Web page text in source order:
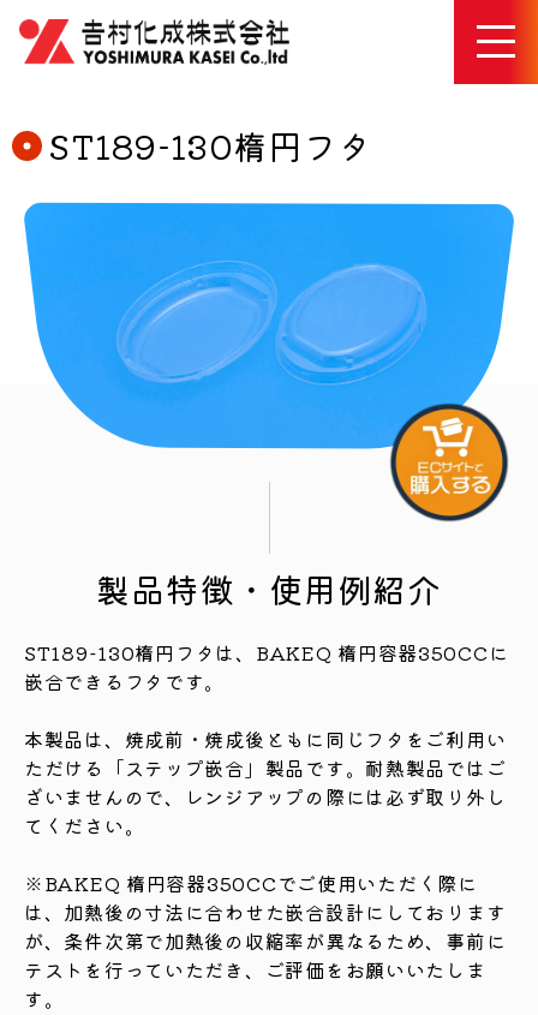
ST189-130楕円フタ
製品特徴・使用例紹介
ST189-130楕円フタは、BAKEQ 楕円容器350CCに
嵌合できるフタです。
本製品は、焼成前・焼成後ともに同じフタをご利用い
ただける「ステップ嵌合」製品です。耐熱製品ではご
ざいませんので、レンジアップの際には必ず取り外し
てください。
※BAKEQ 楕円容器350CCでご使用いただく際に
は、加熱後の寸法に合わせた嵌合設計にしております
が、条件次第で加熱後の収縮率が異なるため、事前に
テストを行っていただき、ご評価をお願いいたしま
す。